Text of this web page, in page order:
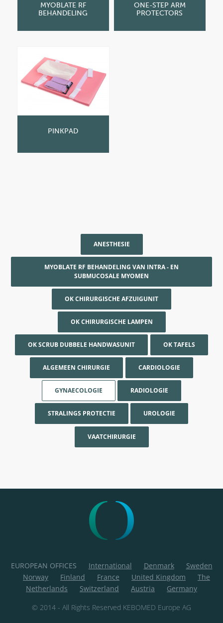
MYOBLATE RF
BEHANDELING
ONE-STEP ARM
PROTECTORS
PINKPAD
ANESTHESIE
MYOBLATE RF BEHANDELING VAN INTRA - EN
SUBMUCOSALE MYOMEN
OK CHIRURGISCHE AFZUIGUNIT
OK CHIRURGISCHE LAMPEN
OK SCRUB DUBBELE HANDWASUNIT OK TAFELS
ALGEMEEN CHIRURGIE CARDIOLOGIE
GYNAECOLOGIE RADIOLOGIE
STRALINGS PROTECTIE UROLOGIE
VAATCHIRURGIE
EUROPEAN OFFICES International Denmark
Sweden
Norway
Finland France United Kingdom
The
Netherlands
Switzerland Austria
Germany
© 2014 - All Rights Reserved KEBOMED Europe AG